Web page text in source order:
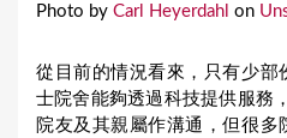
Photo by Carl Heyerdahl on
從目前的情況看來，只有少部
士院舍能夠透過科技提供服務
院友及其親屬作溝通，但很